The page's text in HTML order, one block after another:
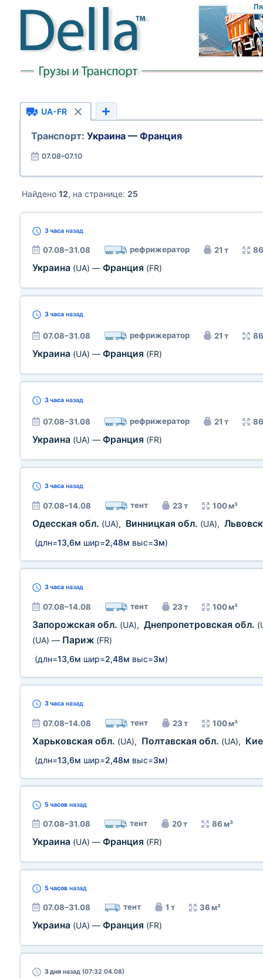
UA-FR
Транспорт: Украина — Франция
07.08–07.10
Найдено 12, на странице: 25
3 часа назад
07.08–31.08 рефрижератор 21 т
Украина (UA) — Франция (FR)
3 часа назад
07.08–31.08 рефрижератор 21 т
Украина (UA) — Франция (FR)
3 часа назад
07.08–31.08 рефрижератор 21 т
Украина (UA) — Франция (FR)
3 часа назад
07.08–14.08 тент 23 т 100 м³
Одесская обл. (UA), Винницкая обл. (UA),
(длн=13,6м шир=2,48м выс=3м)
3 часа назад
07.08–14.08 тент 23 т 100 м³
Запорожская обл. (UA), Днепропетровская обл.
(UA) — Париж (FR)
(длн=13,6м шир=2,48м выс=3м)
3 часа назад
07.08–14.08 тент 23 т 100 м³
Харьковская обл. (UA), Полтавская обл. (UA),
(длн=13,6м шир=2,48м выс=3м)
5 часов назад
07.08–31.08 тент 20 т 86 м³
Украина (UA) — Франция (FR)
5 часов назад
07.08–31.08 тент 1 т 36 м³
Украина (UA) — Франция (FR)
3 дня назад (07:32 04.08)